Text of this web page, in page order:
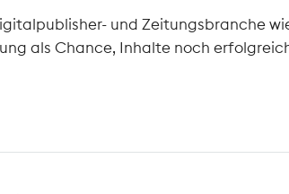
und Zeitungsbranche
als Chance, Inhalte noch